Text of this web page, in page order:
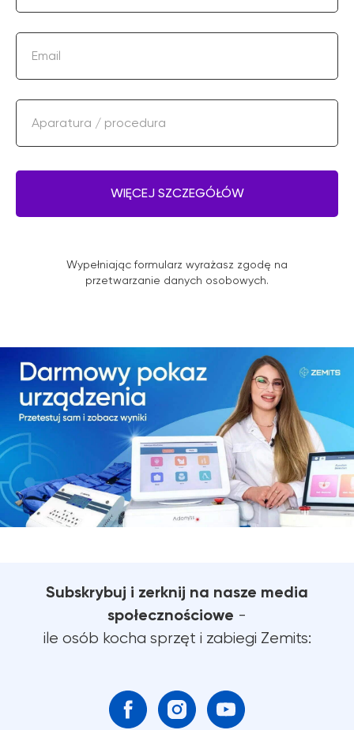
Email
Aparatura / procedura
WIĘCEJ SZCZEGÓŁÓW
Wypełniając formularz wyrażasz zgodę na
przetwarzanie danych osobowych.
Subskrybuj i zerknij na nasze media
społecznościowe -
ile osób kocha sprzęt i zabiegi Zemits: